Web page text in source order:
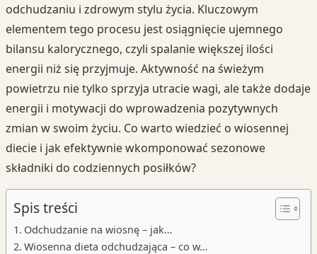
odchudzaniu i zdrowym stylu życia. Kluczowym
elementem tego procesu jest osiągnięcie ujemnego
bilansu kalorycznego, czyli spalanie większej ilości
energii niż się przyjmuje. Aktywność na świeżym
powietrzu nie tylko sprzyja utracie wagi, ale także dodaje
energii i motywacji do wprowadzenia pozytywnych
zmian w swoim życiu. Co warto wiedzieć o wiosennej
diecie i jak efektywnie wkomponować sezonowe
składniki do codziennych posiłków?
Spis treści
Odchudzanie na wiosnę – jak…
Wiosenna dieta odchudzająca – co w…